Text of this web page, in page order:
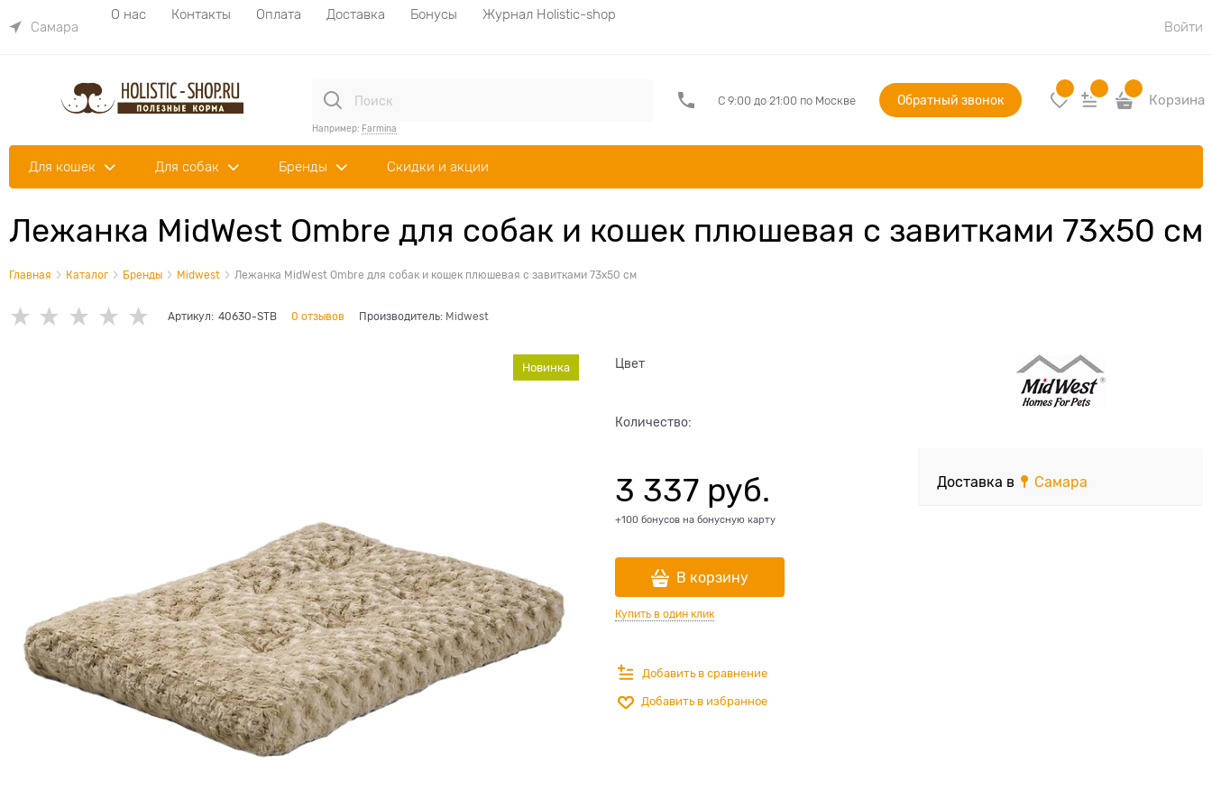
Самара
О нас Контакты Оплата Доставка Бонусы
Журнал Holistic-shop
Войти
Например: Farmina
С 9:00 до 21:00 по Москве Обратный звонок Корзина
Для кошек Для собак Бренды Скидки и акции
Лежанка MidWest Ombre для собак и кошек плюшевая с завитками 73х50 см
Главная Каталог Бренды Midwest Лежанка MidWest Ombre для собак и кошек плюшевая с завитками 73х50 см
Артикул: 40630-STB 0 отзывов Производитель: Midwest
Новинка Цвет
Количество:
3 337 руб.
+100 бонусов на бонусную карту
В корзину
Купить в один клик
Добавить в сравнение
Добавить в избранное
Доставка в Самара